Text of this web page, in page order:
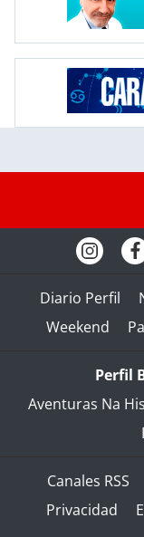
Diario Perfil
Weekend
Perfil
Aventuras Na
Canales RSS
Privacidad